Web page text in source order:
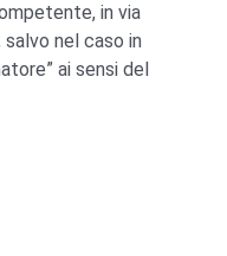
in via
nel caso in
ai sensi del